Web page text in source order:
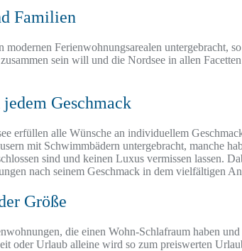
Familien
Ferienwohnungsarealen untergebracht,
sein will und die Nordsee in allen
Geschmack
erfüllen alle Wünsche an individuellem
mit Schwimmbädern untergebracht, manche
sind und keinen Luxus vermissen lassen.
nach seinem Geschmack in dem vielfältigen
Größe
die einen Wohn-Schlafraum haben
oder Urlaub alleine wird so zum preiswerten